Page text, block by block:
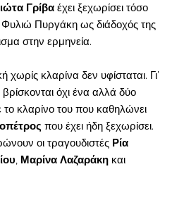
Γρίβα έχει ξεχωρίσει τόσο
Φυλιώ Πυργάκη ως διάδοχός της
στην ερμηνεία.
κλαρίνα δεν υφίσταται. Γι’
όχι ένα αλλά δύο
το κλαρίνο του που καθηλώνει
που έχει ήδη ξεχωρίσει.
οι τραγουδιστές Ρία
Μαρίνα Λαζαράκη και